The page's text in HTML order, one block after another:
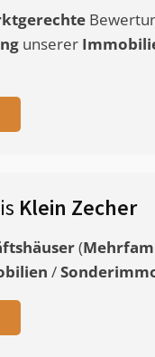
unserer
Klein Zecher
(
/